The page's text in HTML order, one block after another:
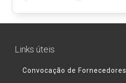
Links úteis
Convocação de Fornecedores